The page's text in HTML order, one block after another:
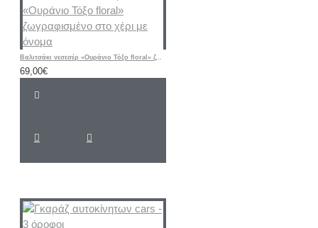
Βαλιτσάκι νεσεσέρ «Ουράνιο Τόξο floral» ζωγραφισμένο στο χέρι με όνομα
69,00€